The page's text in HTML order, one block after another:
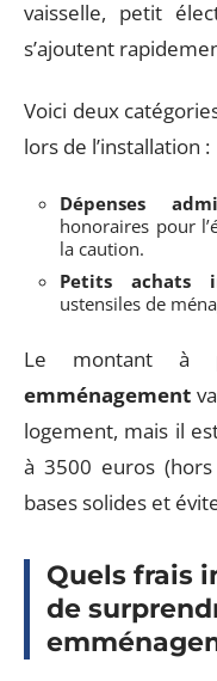
vaisselle, petit
s’ajoutent
Voici deux
lors de l’installation :
Dépenses
honoraires pour
la caution.
Petits achats
ustensiles de
Le montant à
emménagement
logement, mais il
à 3500 euros
bases solides et
Quels frais
de